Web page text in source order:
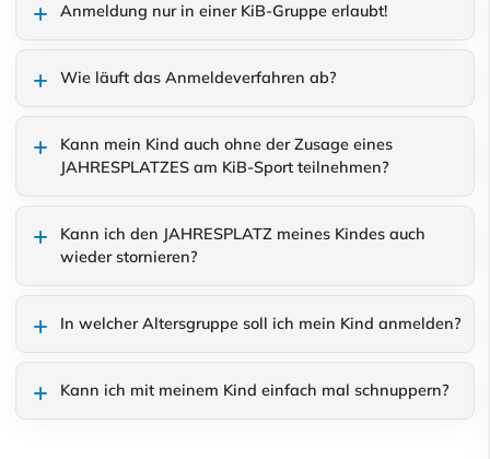
Anmeldung nur in einer KiB-Gruppe erlaubt!
Wie läuft das Anmeldeverfahren ab?
Kann mein Kind auch ohne der Zusage eines
JAHRESPLATZES am KiB-Sport teilnehmen?
Kann ich den JAHRESPLATZ meines Kindes auch
wieder stornieren?
In welcher Altersgruppe soll ich mein Kind anmelden?
Kann ich mit meinem Kind einfach mal schnuppern?